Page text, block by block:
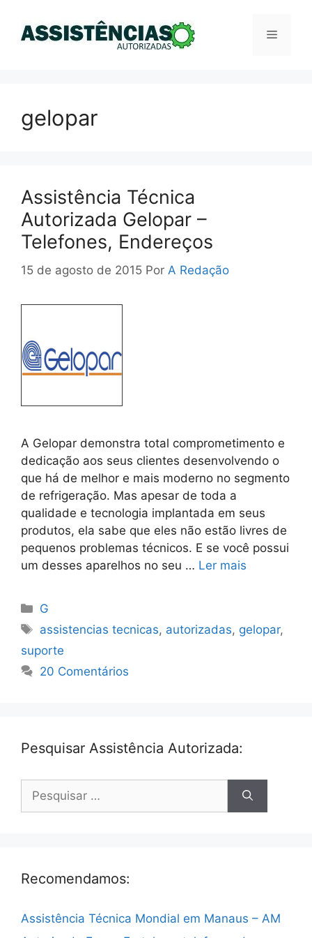
Menu
gelopar
Assistência Técnica
Autorizada Gelopar –
Telefones, Endereços
15 de agosto de 2015 Por A Redação
A Gelopar demonstra total comprometimento e
dedicação aos seus clientes desenvolvendo o
que há de melhor e mais moderno no segmento
de refrigeração. Mas apesar de toda a
qualidade e tecnologia implantada em seus
produtos, ela sabe que eles não estão livres de
pequenos problemas técnicos. E se você possui
um desses aparelhos no seu … Ler mais
Categorias
G
Tags
assistencias tecnicas, autorizadas, gelopar,
suporte
20 Comentários
Pesquisar Assistência Autorizada:
por:
Recomendamos:
Assistência Técnica Mondial em Manaus – AM